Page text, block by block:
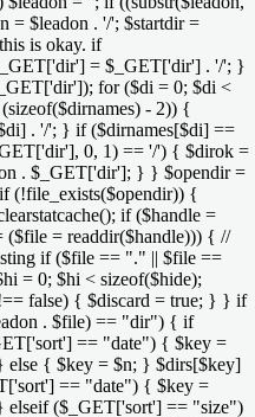
= $leadon . '/'; $startdir =
is okay. if
= $_GET['dir'] . '/'; }
for ($di = 0; $di <
- 2)) {
. '/'; } if ($dirnames[$di] ==
0, 1) == '/') { $dirok =
. $_GET['dir']; } } $opendir =
(!file_exists($opendir)) {
if ($handle =
= readdir($handle))) { //
if ($file == "." || $file ==
= 0; $hi < sizeof($hide);
false) { $discard = true; } } if
. $file) == "dir") { if
== "date") { $key =
else { $key = $n; } $dirs[$key]
== "date") { $key =
elseif ($_GET['sort'] == "size")